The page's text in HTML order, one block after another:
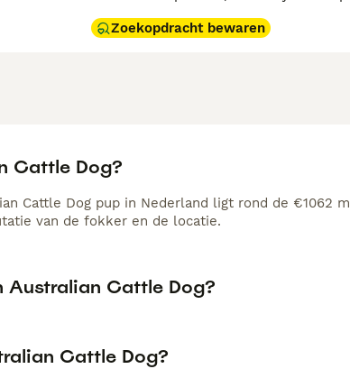
Zoekopdracht bewaren
Cattle Dog?
Cattle Dog pup in Nederland ligt rond de €1062
van de fokker en de locatie.
Australian Cattle Dog?
Cattle Dog?